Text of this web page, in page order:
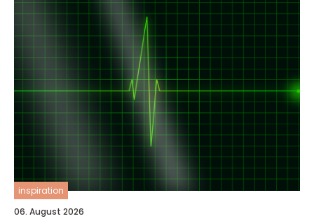
inspiration
06. August 2026